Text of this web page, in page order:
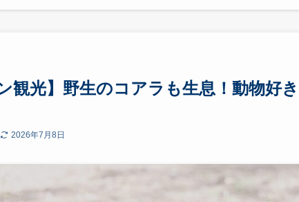
観光】野生のコアラも生息！動物好
2026年7月8日